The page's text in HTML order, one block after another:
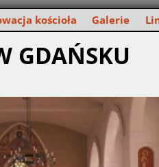
kościoła Galerie
GDAŃSKU